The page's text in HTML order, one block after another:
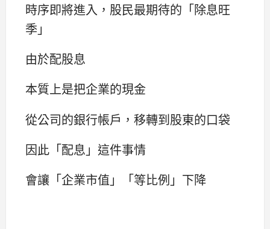
時序即將進入，股民最期待的「除息旺
季」
由於配股息
本質上是把企業的現金
從公司的銀行帳戶，移轉到股東的口袋
因此「配息」這件事情
會讓「企業市值」「等比例」下降